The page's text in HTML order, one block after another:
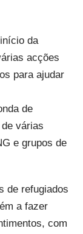
da
acções
para ajudar
de
várias
e grupos de
de refugiados
a fazer
com